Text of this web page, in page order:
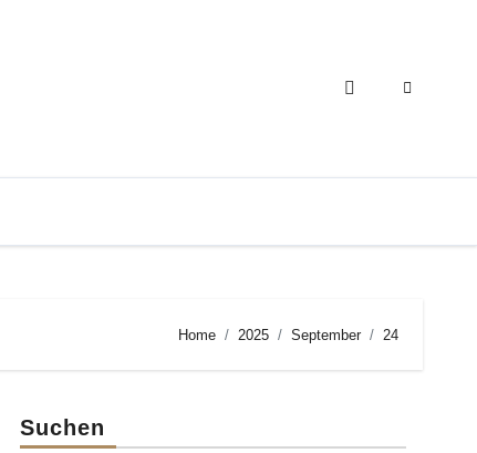
Home 2025 September 24
Suchen